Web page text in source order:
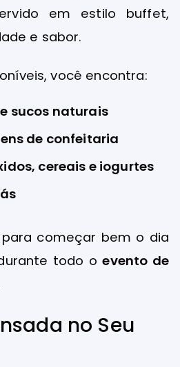
em estilo buffet,
e sabor.
você encontra:
sucos naturais
de confeitaria
cereais e iogurtes
começar bem o dia
todo oevento de
no Seu